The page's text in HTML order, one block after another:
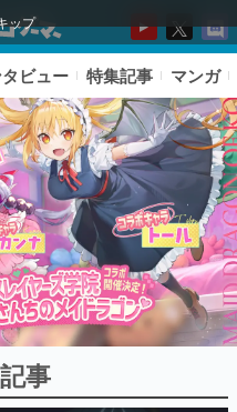
ップ
ビュー 特集記事 マンガ
事